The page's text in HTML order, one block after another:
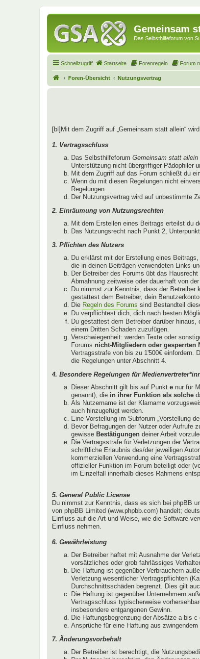
Gemeinsam
Das Selbsthilfeforum von
Schnellzugriff Startseite Forenregeln Forum
Foren-Übersicht Nutzungsvertrag
[bl]Mit dem Zugriff auf „Gemeinsam statt allein“
1. Vertragsschluss
Das Selbsthilfeforum Gemeinsam statt allein
Unterstützung nicht-übergriffiger Pädophiler
Mit dem Zugriff auf das Forum schließt du
Wenn du mit diesen Regelungen nicht
Regelungen.
Der Nutzungsvertrag wird auf unbestimmte
2. Einräumung von Nutzungsrechten
Mit dem Erstellen eines Beitrags erteilst du
Das Nutzungsrecht nach Punkt 2,
3. Pflichten des Nutzers
Du erklärst mit der Erstellung eines
die in deinen Beiträgen verwendeten Links
Der Betreiber des Forums übt das
Abmahnung zeitweise oder dauerhaft von
Du nimmst zur Kenntnis, dass der Betreiber
gestattest dem Betreiber, dein
Die Regeln des Forums sind Bestandteil
Du verpflichtest dich, dich nach besten
Du gestattest dem Betreiber darüber
einem Dritten Schaden zuzufügen.
Verschwiegenheit: werden Texte oder
Forums nicht-Mitgliedern oder gesperrten
Vertragsstrafe von bis zu 1'500€ einfordern.
die Regelungen unter Abschnitt 4.
4. Besondere Regelungen für
Dieser Abschnitt gilt bis auf Punkt e nur für
genannt), die in ihrer Funktion als solche
Als Nutzername ist der Klarname
auch hinzugefügt werden.
Eine Vorstellung im Subforum „Vorstellung
Bevor Befragungen der Nutzer oder Aufrufe
gewisse Bestätigungen deiner Arbeit
Die Vertragsstrafe für Verletzungen der
schriftliche Erlaubnis des/der jeweiligen
kommerziellen Verwendung eine
offizieller Funktion im Forum beteiligt oder
im Einzelfall innerhalb dieses Rahmens
5. General Public License
Du nimmst zur Kenntnis, dass es sich bei phpBB
von phpBB Limited (www.phpbb.com) handelt;
Einfluss auf die Art und Weise, wie die Software
Einfluss nehmen.
6. Gewährleistung
Der Betreiber haftet mit Ausnahme der
vorsätzliches oder grob fahrlässiges
Die Haftung ist gegenüber Verbrauchern
Verletzung wesentlicher Vertragspflichten
Durchschnittsschäden begrenzt. Dies gilt
Die Haftung ist gegenüber Unternehmern
Vertragsschluss typischerweise
insbesondere entgangenen Gewinn.
Die Haftungsbegrenzung der Absätze a bis
Ansprüche für eine Haftung aus
7. Änderungsvorbehalt
Der Betreiber ist berechtigt, die